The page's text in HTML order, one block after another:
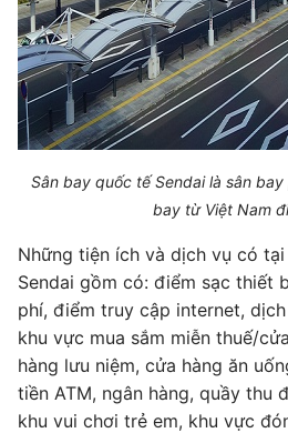
Sân bay quốc tế Sendai là sân
bay từ Việt Nam
Những tiện ích và dịch vụ có
Sendai gồm có: điểm sạc thiết
phí, điểm truy cập internet,
khu vực mua sắm miễn thuế/
hàng lưu niệm, cửa hàng ăn
tiền ATM, ngân hàng, quầy thu
khu vui chơi trẻ em, khu vực